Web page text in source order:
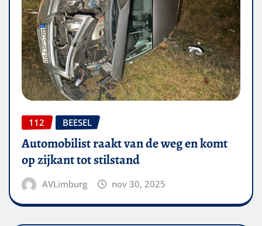
112 BEESEL
Automobilist raakt van de weg en komt
op zijkant tot stilstand
AVLimburg nov 30, 2025